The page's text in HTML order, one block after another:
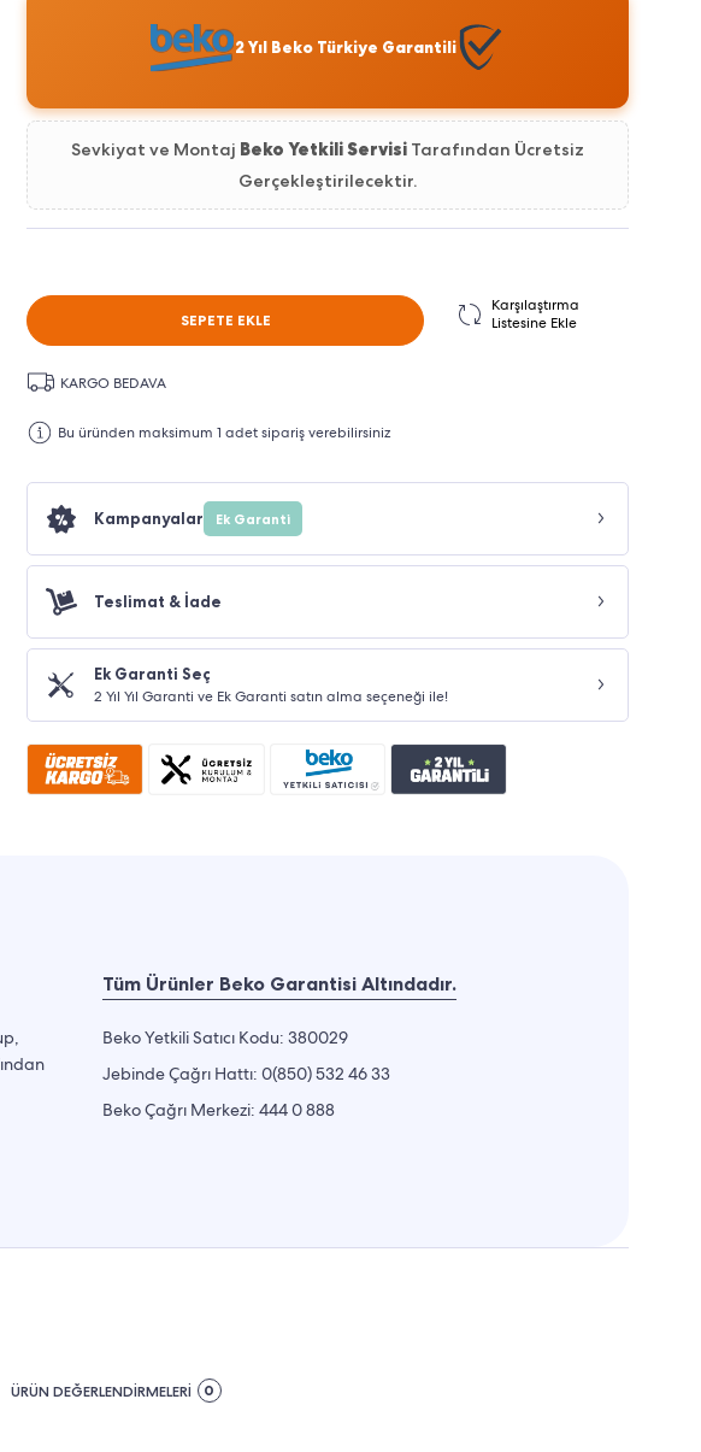
2 Yıl Beko Türkiye Garantili
Sevkiyat ve Montaj Beko Yetkili Servisi Tarafından Ücretsiz
Gerçekleştirilecektir.
SEPETE EKLE
Karşılaştırma
Listesine Ekle
KARGO BEDAVA
Bu üründen maksimum 1 adet sipariş verebilirsiniz
Kampanyalar Ek Garanti
Teslimat & İade
Ek Garanti Seç
2 Yıl Yıl Garanti ve Ek Garanti satın alma seçeneği ile!
Tüm Ürünler Beko Garantisi Altındadır.
Beko Yetkili Satıcı Kodu: 380029
Jebinde Çağrı Hattı: 0(850) 532 46 33
Beko Çağrı Merkezi: 444 0 888
ÜRÜN DEĞERLENDİRMELERİ 0